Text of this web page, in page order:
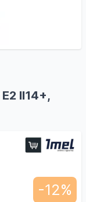
II14+,
-12%